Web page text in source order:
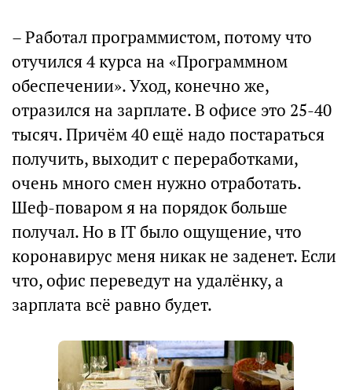
– Работал программистом, потому что
отучился 4 курса на «Программном
обеспечении». Уход, конечно же,
отразился на зарплате. В офисе это 25-40
тысяч. Причём 40 ещё надо постараться
получить, выходит с переработками,
очень много смен нужно отработать.
Шеф-поваром я на порядок больше
получал. Но в IT было ощущение, что
коронавирус меня никак не заденет. Если
что, офис переведут на удалёнку, а
зарплата всё равно будет.